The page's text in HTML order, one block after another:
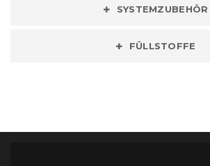
SYSTEMZUBEHÖR
FÜLLSTOFFE